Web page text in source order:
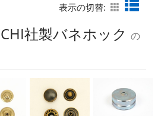
表示の切替:
社製バネホック の